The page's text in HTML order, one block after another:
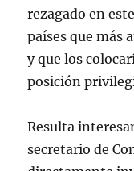
rezagado en
países que más
y que los
posición
Resulta
secretario de